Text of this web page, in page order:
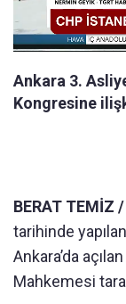
Ankara 3.
Kongresine
BERAT TEMİZ
tarihinde
Ankara’da
Mahkemesi